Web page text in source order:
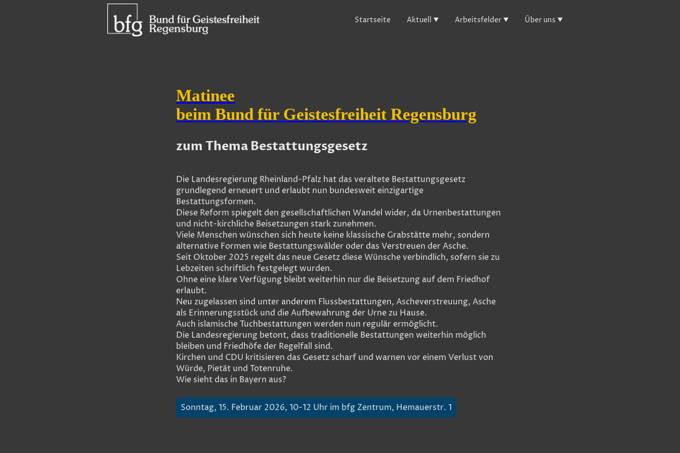
Startseite Aktuell Arbeitsfelder Über uns
Matinee
beim Bund für Geistesfreiheit Regensburg
zum Thema Bestattungsgesetz
Die Landesregierung Rheinland-Pfalz hat das veraltete Bestattungsgesetz
grundlegend erneuert und erlaubt nun bundesweit einzigartige
Bestattungsformen.
Diese Reform spiegelt den gesellschaftlichen Wandel wider, da Urnenbestattungen
und nicht-kirchliche Beisetzungen stark zunehmen.
Viele Menschen wünschen sich heute keine klassische Grabstätte mehr, sondern
alternative Formen wie Bestattungswälder oder das Verstreuen der Asche.
Seit Oktober 2025 regelt das neue Gesetz diese Wünsche verbindlich, sofern sie zu
Lebzeiten schriftlich festgelegt wurden.
Ohne eine klare Verfügung bleibt weiterhin nur die Beisetzung auf dem Friedhof
erlaubt.
Neu zugelassen sind unter anderem Flussbestattungen, Ascheverstreuung, Asche
als Erinnerungsstück und die Aufbewahrung der Urne zu Hause.
Auch islamische Tuchbestattungen werden nun regulär ermöglicht.
Die Landesregierung betont, dass traditionelle Bestattungen weiterhin möglich
bleiben und Friedhöfe der Regelfall sind.
Kirchen und CDU kritisieren das Gesetz scharf und warnen vor einem Verlust von
Würde, Pietät und Totenruhe.
Wie sieht das in Bayern aus?
Sonntag, 15. Februar 2026, 10-12 Uhr im bfg Zentrum, Hemauerstr. 1